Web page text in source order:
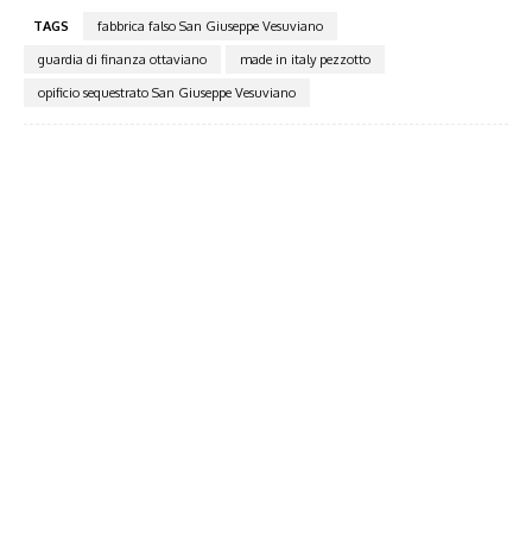
TAGS
fabbrica falso San Giuseppe Vesuviano
guardia di finanza ottaviano
made in italy pezzotto
opificio sequestrato San Giuseppe Vesuviano